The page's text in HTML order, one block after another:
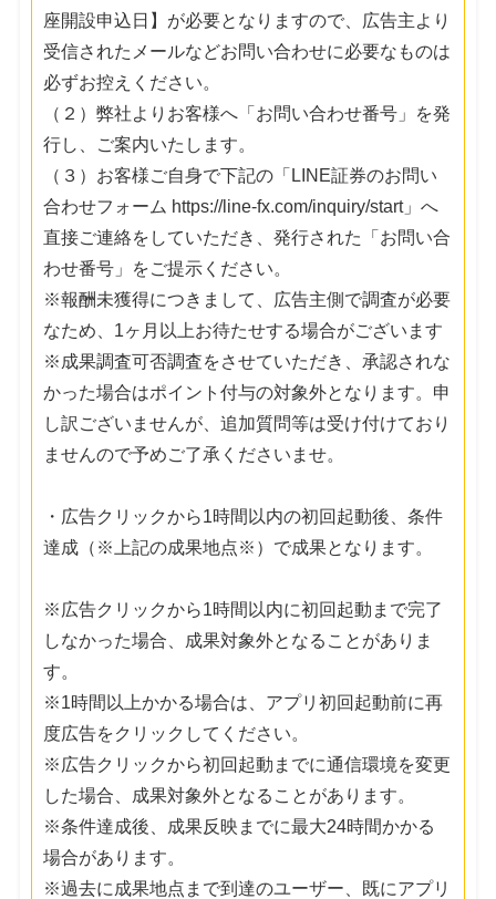
座開設申込日】が必要となりますので、広告主より
受信されたメールなどお問い合わせに必要なものは
必ずお控えください。
（２）弊社よりお客様へ「お問い合わせ番号」を発
行し、ご案内いたします。
（３）お客様ご自身で下記の「LINE証券のお問い
合わせフォーム https://line-fx.com/inquiry/start」へ
直接ご連絡をしていただき、発行された「お問い合
わせ番号」をご提示ください。
※報酬未獲得につきまして、広告主側で調査が必要
なため、1ヶ月以上お待たせする場合がございます
※成果調査可否調査をさせていただき、承認されな
かった場合はポイント付与の対象外となります。申
し訳ございませんが、追加質問等は受け付けており
ませんので予めご了承くださいませ。
・広告クリックから1時間以内の初回起動後、条件
達成（※上記の成果地点※）で成果となります。
※広告クリックから1時間以内に初回起動まで完了
しなかった場合、成果対象外となることがありま
す。
※1時間以上かかる場合は、アプリ初回起動前に再
度広告をクリックしてください。
※広告クリックから初回起動までに通信環境を変更
した場合、成果対象外となることがあります。
※条件達成後、成果反映までに最大24時間かかる
場合があります。
※過去に成果地点まで到達のユーザー、既にアプリ